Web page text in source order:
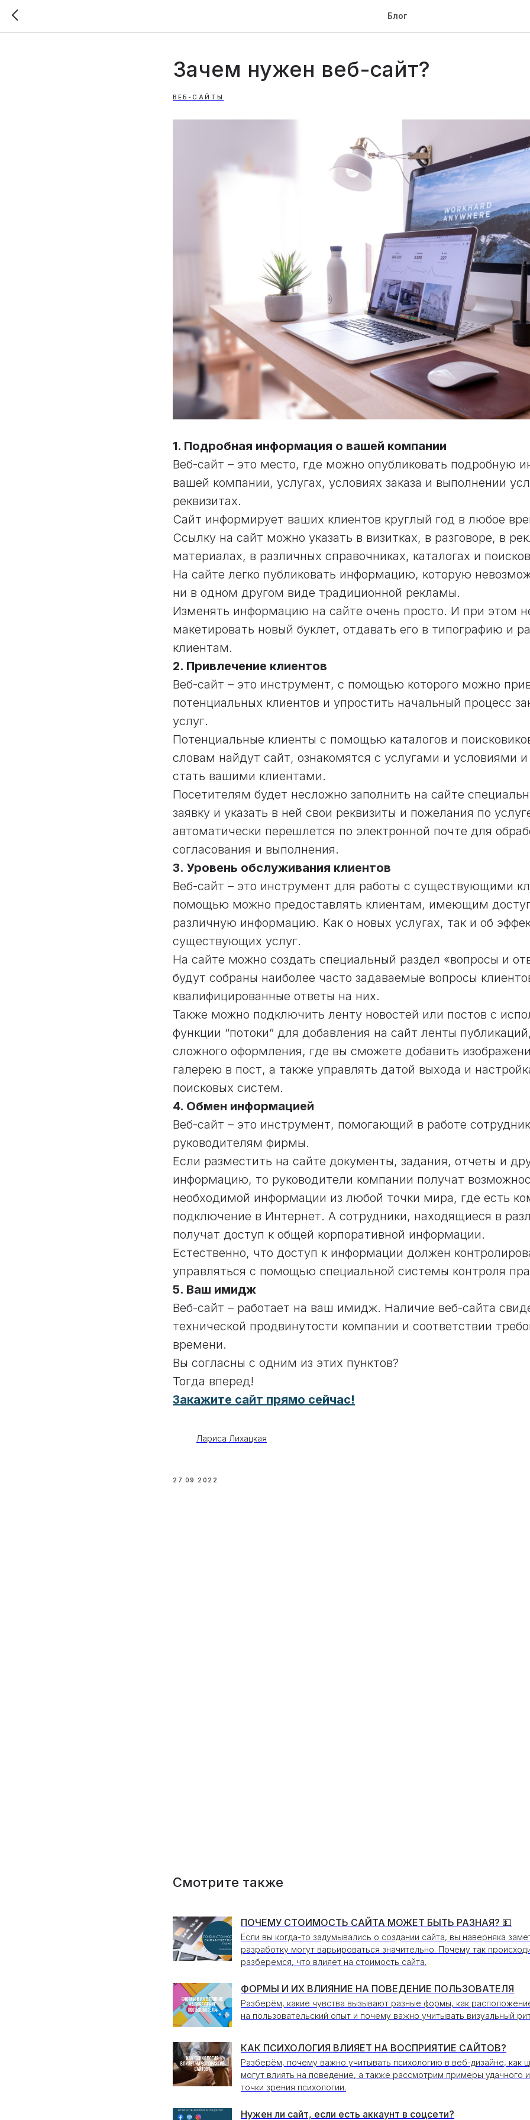
Блог
Зачем нужен веб-сайт?
ВЕБ-САЙТЫ
1. Подробная информация о вашей компании
Веб-сайт – это место, где можно опубликовать подробную
вашей компании, услугах, условиях заказа и выполнении
реквизитах.
Сайт информирует ваших клиентов круглый год в любое
Ссылку на сайт можно указать в визитках, в разговоре, в
материалах, в различных справочниках, каталогах и
На сайте легко публиковать информацию, которую
ни в одном другом виде традиционной рекламы.
Изменять информацию на сайте очень просто. И при этом
макетировать новый буклет, отдавать его в типографию и
клиентам.
2. Привлечение клиентов
Веб-сайт – это инструмент, с помощью которого можно
потенциальных клиентов и упростить начальный процесс
услуг.
Потенциальные клиенты с помощью каталогов и
словам найдут сайт, ознакомятся с услугами и условиями и
стать вашими клиентами.
Посетителям будет несложно заполнить на сайте
заявку и указать в ней свои реквизиты и пожелания по
автоматически перешлется по электронной почте для
согласования и выполнения.
3. Уровень обслуживания клиентов
Веб-сайт – это инструмент для работы с существующими
помощью можно предоставлять клиентам, имеющим
различную информацию. Как о новых услугах, так и об
существующих услуг.
На сайте можно создать специальный раздел «вопросы и
будут собраны наиболее часто задаваемые вопросы
квалифицированные ответы на них.
Также можно подключить ленту новостей или постов с
функции “потоки” для добавления на сайт ленты
сложного оформления, где вы сможете добавить
галерею в пост, а также управлять датой выхода и
поисковых систем.
4. Обмен информацией
Веб-сайт – это инструмент, помогающий в работе
руководителям фирмы.
Если разместить на сайте документы, задания, отчеты и
информацию, то руководители компании получат
необходимой информации из любой точки мира, где есть
подключение в Интернет. А сотрудники, находящиеся в
получат доступ к общей корпоративной информации.
Естественно, что доступ к информации должен
управляться с помощью специальной системы контроля
5. Ваш имидж
Веб-сайт – работает на ваш имидж. Наличие веб-сайта
технической продвинутости компании и соответствии
времени.
Вы согласны с одним из этих пунктов?
Тогда вперед!
Закажите сайт прямо сейчас!
Лариса Лихацкая
27.09.2022
Смотрите также
ПОЧЕМУ СТОИМОСТЬ САЙТА МОЖЕТ БЫТЬ РАЗНАЯ? 💵
Если вы когда-то задумывались о создании сайта, вы наверняка
разработку могут варьироваться значительно. Почему так
разберемся, что влияет на стоимость сайта.
ФОРМЫ И ИХ ВЛИЯНИЕ НА ПОВЕДЕНИЕ ПОЛЬЗОВАТЕЛЯ
Разберём, какие чувства вызывают разные формы, как
на пользовательский опыт и почему важно учитывать визуальный
КАК ПСИХОЛОГИЯ ВЛИЯЕТ НА ВОСПРИЯТИЕ САЙТОВ?
Разберём, почему важно учитывать психологию в веб-дизайне, как
могут влиять на поведение, а также рассмотрим примеры удачного
точки зрения психологии.
Нужен ли сайт, если есть аккаунт в соцсети?